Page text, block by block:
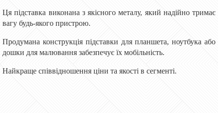
Ця підставка виконана з якісного металу, який надійно тримає
вагу будь-якого пристрою.
Продумана конструкція підставки для планшета, ноутбука або
дошки для малювання забезпечує їх мобільність.
Найкраще співвідношення ціни та якості в сегменті.